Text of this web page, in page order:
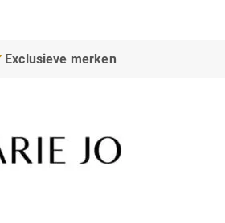
Exclusieve merken